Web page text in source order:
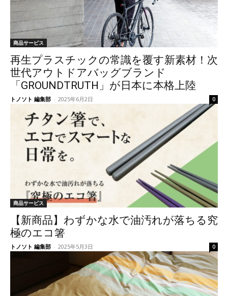
商品サービス
再生プラスチックの常識を覆す新素材！次
世代アウトドアバッグブランド
「GROUNDTRUTH」が日本に本格上陸
トノソト 編集部 - 2025年6月2日 0
商品サービス
【新商品】わずかな水で油汚れが落ちる究
極のエコ箸
トノソト 編集部 - 2025年5月3日 0